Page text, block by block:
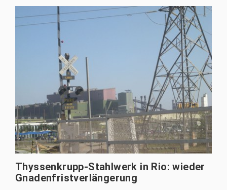
Thyssenkrupp-Stahlwerk in Rio: wieder
Gnadenfristverlängerung